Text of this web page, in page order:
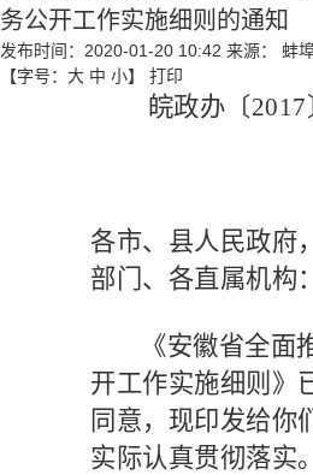
务公开工作实施细则的通知
发布时间：2020-01-20 10:42 来源： 蚌
【字号： 大 中 小】 打印
皖政办〔2017
各市、县人民政府
部门、各直属机构：
《安徽省全面
开工作实施细则》
同意，现印发给你
实际认真贯彻落实。